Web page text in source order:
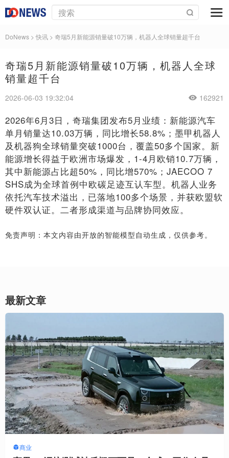
DoNews > 快讯 > 奇瑞5月新能源销量破10万辆，机器人全球销量超千台
奇瑞5月新能源销量破10万辆，机器人全球
销量超千台
2026-06-03 19:32:04 162921
2026年6月3日，奇瑞集团发布5月业绩：新能源汽车
单月销量达10.03万辆，同比增长58.8%；墨甲机器人
及机器狗全球销量突破1000台，覆盖50多个国家。新
能源增长得益于欧洲市场爆发，1-4月欧销10.7万辆，
其中新能源占比超50%，同比增570%；JAECOO 7
SHS成为全球首例中欧碳足迹互认车型。机器人业务
依托汽车技术溢出，已落地100多个场景，并获欧盟软
硬件双认证。二者形成渠道与品牌协同效应。
免责声明：本文内容由开放的智能模型自动生成，仅供参考。
最新文章
商业